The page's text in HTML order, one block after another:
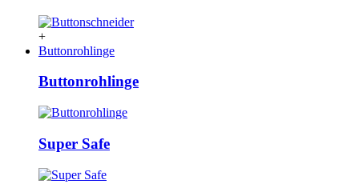
+
Buttonrohlinge
Buttonrohlinge
Super Safe